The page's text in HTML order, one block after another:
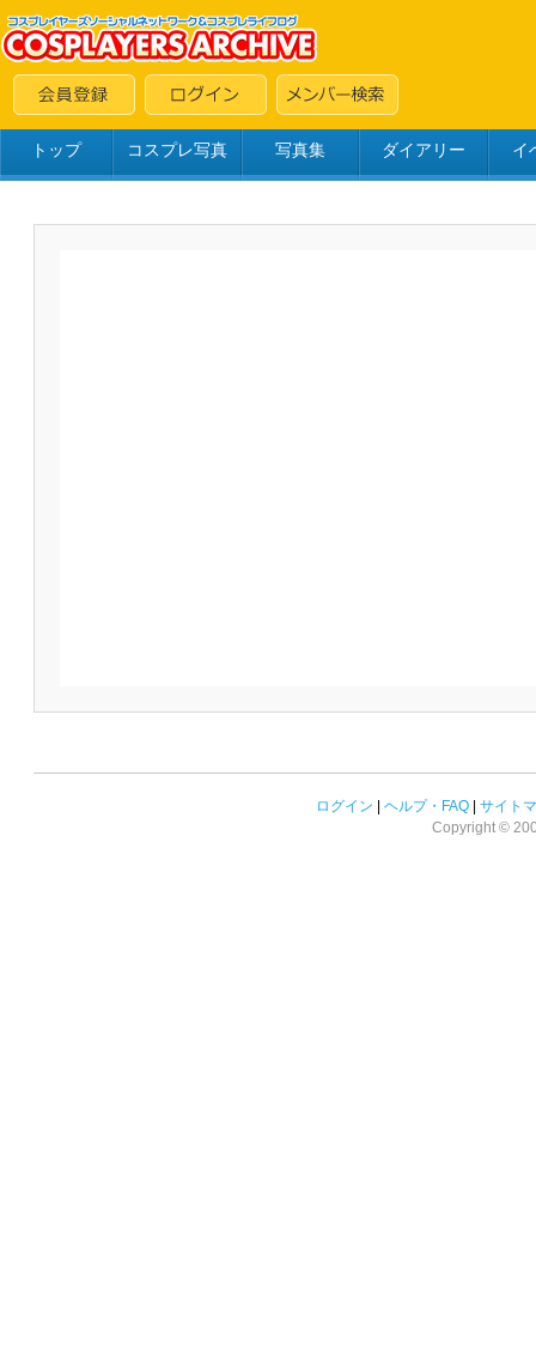
トップ コスプレ写真 写真集 ダイアリー イ
ログイン ヘルプ・FAQ
サイト
Copyright ©